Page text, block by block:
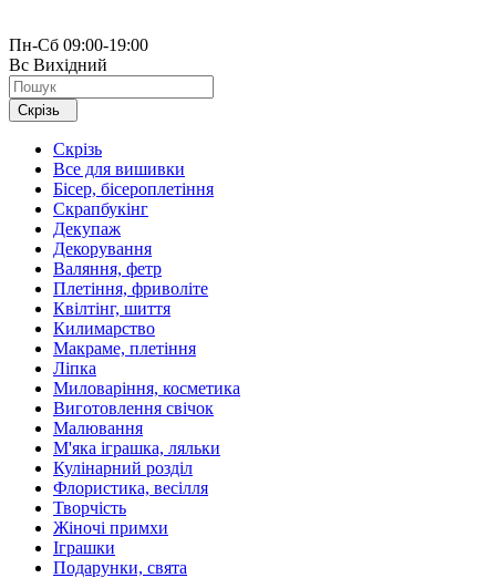
Пн-Сб 09:00-19:00
Вс Вихідний
Скрізь
Скрізь
Все для вишивки
Бісер, бісероплетіння
Скрапбукінг
Декупаж
Декорування
Валяння, фетр
Плетіння, фриволіте
Квілтінг, шиття
Килимарство
Макраме, плетіння
Ліпка
Миловаріння, косметика
Виготовлення свічок
Малювання
М'яка іграшка, ляльки
Кулінарний розділ
Флористика, весілля
Творчість
Жіночі примхи
Іграшки
Подарунки, свята